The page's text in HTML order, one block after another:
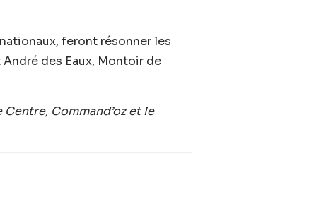
feront résonner les
des Eaux, Montoir de
Command’oz et le